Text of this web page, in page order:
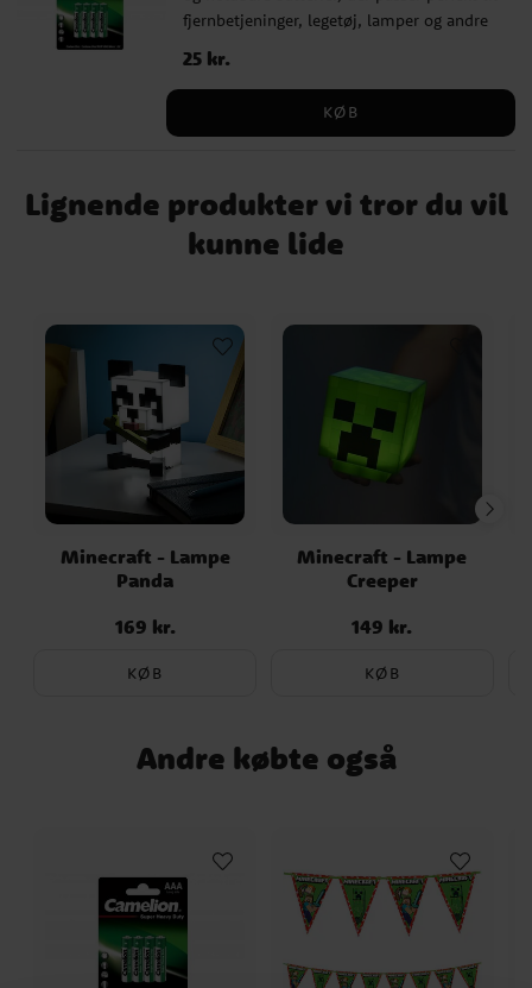
fjernbetjeninger, legetøj, lamper og andre
hverdagsting.
Pris:25 kr.
25 kr.
KØB
Lignende produkter vi tror du vil
kunne lide
Minecraft - Lampe
Panda
Pris:169 kr.
169 kr.
KØB
Minecraft - Lampe
Creeper
Pris:149 kr.
149 kr.
KØB
Andre købte også